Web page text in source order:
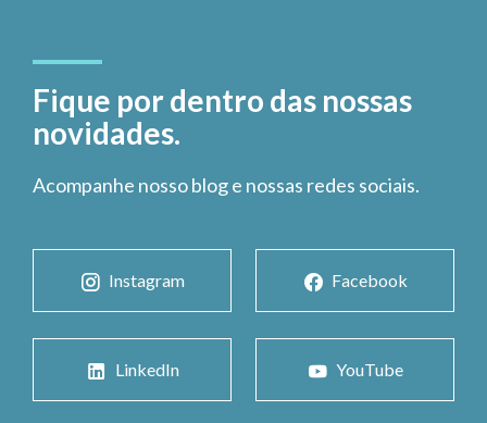
Fique por dentro das nossas
novidades.
Acompanhe nosso blog e nossas redes sociais.
Instagram Facebook
LinkedIn YouTube